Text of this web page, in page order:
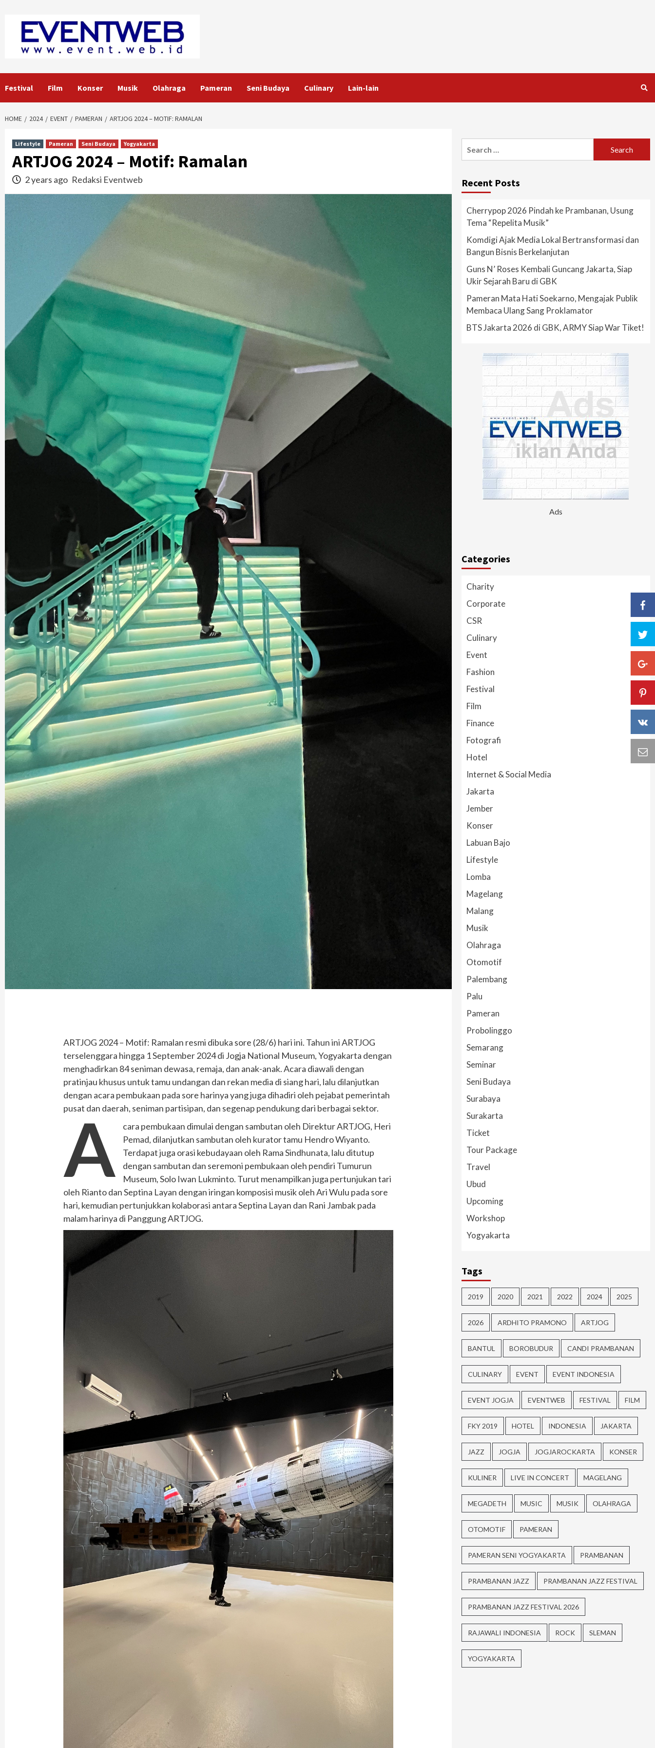
content
Festival Film Konser Musik Olahraga Pameran Seni Budaya Culinary Lain-lain
HOME 2024 EVENT PAMERAN ARTJOG 2024 – MOTIF: RAMALAN
Lifestyle Pameran Seni Budaya Yogyakarta
ARTJOG 2024 – Motif: Ramalan
2 years ago Redaksi Eventweb
ARTJOG 2024 – Motif: Ramalan resmi dibuka sore (28/6) hari ini. Tahun ini ARTJOG
terselenggara hingga 1 September 2024 di Jogja National Museum, Yogyakarta dengan
menghadirkan 84 seniman dewasa, remaja, dan anak-anak. Acara diawali dengan
pratinjau khusus untuk tamu undangan dan rekan media di siang hari, lalu dilanjutkan
dengan acara pembukaan pada sore harinya yang juga dihadiri oleh pejabat pemerintah
pusat dan daerah, seniman partisipan, dan segenap pendukung dari berbagai sektor.
A
cara pembukaan dimulai dengan sambutan oleh Direktur ARTJOG, Heri
Pemad, dilanjutkan sambutan oleh kurator tamu Hendro Wiyanto.
Terdapat juga orasi kebudayaan oleh Rama Sindhunata, lalu ditutup
dengan sambutan dan seremoni pembukaan oleh pendiri Tumurun
Museum, Solo Iwan Lukminto. Turut menampilkan juga pertunjukan tari
oleh Rianto dan Septina Layan dengan iringan komposisi musik oleh Ari Wulu pada sore
hari, kemudian pertunjukkan kolaborasi antara Septina Layan dan Rani Jambak pada
malam harinya di Panggung ARTJOG.
for:
Recent Posts
Cherrypop 2026 Pindah ke Prambanan, Usung
Tema “Repelita Musik”
Komdigi Ajak Media Lokal Bertransformasi dan
Bangun Bisnis Berkelanjutan
Guns N’ Roses Kembali Guncang Jakarta, Siap
Ukir Sejarah Baru di GBK
Pameran Mata Hati Soekarno, Mengajak Publik
Membaca Ulang Sang Proklamator
BTS Jakarta 2026 di GBK, ARMY Siap War Tiket!
Ads
Categories
Charity
Corporate
CSR
Culinary
Event
Fashion
Festival
Film
Finance
Fotografi
Hotel
Internet & Social Media
Jakarta
Jember
Konser
Labuan Bajo
Lifestyle
Lomba
Magelang
Malang
Musik
Olahraga
Otomotif
Palembang
Palu
Pameran
Probolinggo
Semarang
Seminar
Seni Budaya
Surabaya
Surakarta
Ticket
Tour Package
Travel
Ubud
Upcoming
Workshop
Yogyakarta
Tags
2019 2020 2021 2022 2024 2025
2026 ARDHITO PRAMONO ARTJOG
BANTUL BOROBUDUR CANDI PRAMBANAN
CULINARY EVENT EVENT INDONESIA
EVENT JOGJA EVENTWEB FESTIVAL FILM
FKY 2019 HOTEL INDONESIA JAKARTA
JAZZ JOGJA JOGJAROCKARTA KONSER
KULINER LIVE IN CONCERT MAGELANG
MEGADETH MUSIC MUSIK OLAHRAGA
OTOMOTIF PAMERAN
PAMERAN SENI YOGYAKARTA PRAMBANAN
PRAMBANAN JAZZ PRAMBANAN JAZZ FESTIVAL
PRAMBANAN JAZZ FESTIVAL 2026
RAJAWALI INDONESIA ROCK SLEMAN
YOGYAKARTA